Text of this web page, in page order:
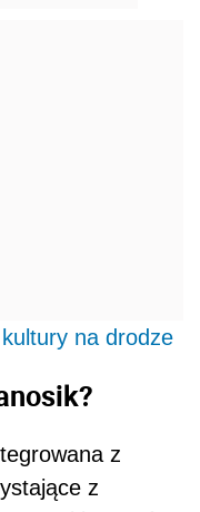
na drodze
z
z